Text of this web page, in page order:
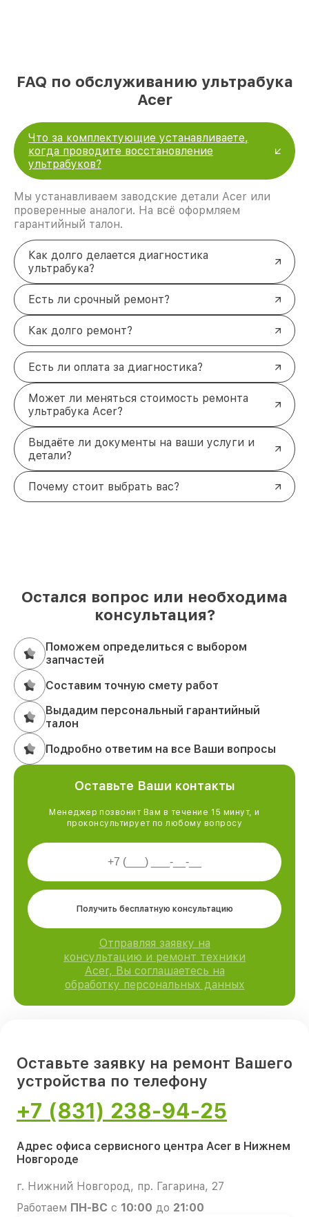
FAQ по обслуживанию ультрабука
Acer
Что за комплектующие устанавливаете,
когда проводите восстановление
ультрабуков?
Мы устанавливаем заводские детали Acer или
проверенные аналоги. На всё оформляем
гарантийный талон.
Как долго делается диагностика
ультрабука?
Есть ли срочный ремонт?
Как долго ремонт?
Есть ли оплата за диагностика?
Может ли меняться стоимость ремонта
ультрабука Acer?
Выдаёте ли документы на ваши услуги и
детали?
Почему стоит выбрать вас?
Остался вопрос или необходима
консультация?
Поможем определиться с выбором
запчастей
Составим точную смету работ
Выдадим персональный гарантийный
талон
Подробно ответим на все Ваши вопросы
Оставьте Ваши контакты
Менеджер позвонит Вам в течение 15 минут, и
проконсультирует по любому вопросу
Получить бесплатную консультацию
Отправляя заявку на
консультацию и ремонт техники
Acer, Вы соглашаетесь на
обработку персональных данных
Оставьте заявку на ремонт Вашего
устройства по телефону
+7 (831) 238-94-25
Адрес офиса сервисного центра Acer в Нижнем
Новгороде
г. Нижний Новгород, пр. Гагарина, 27
Работаем ПН-ВС с 10:00 до 21:00